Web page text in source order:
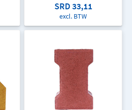
SRD 33,11
excl. BTW